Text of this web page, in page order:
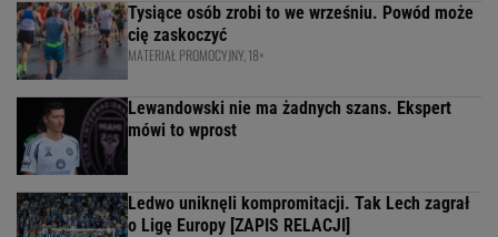
Tysiące osób zrobi to we wrześniu. Powód może
cię zaskoczyć
MATERIAŁ PROMOCYJNY, 18+
Lewandowski nie ma żadnych szans. Ekspert
mówi to wprost
Ledwo uniknęli kompromitacji. Tak Lech zagrał
o Ligę Europy [ZAPIS RELACJI]